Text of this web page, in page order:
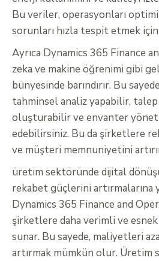
Bu veriler, operasyonları
sorunları hızla tespit etmek
Ayrıca Dynamics 365 Finance
zeka ve makine öğrenimi gibi
bünyesinde barındırır. Bu
tahminsel analiz yapabilir,
oluşturabilir ve envanter
edebilirsiniz. Bu da şirketlere
ve müşteri memnuniyetini
üretim sektöründe dijital
rekabet güçlerini artırmalarına
Dynamics 365 Finance and
şirketlere daha verimli ve
sunar. Bu sayede, maliyetleri
artırmak mümkün olur. Üretim